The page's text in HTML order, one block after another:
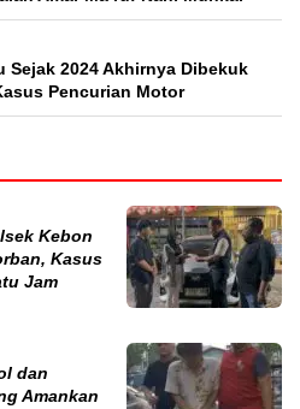
Sejak 2024 Akhirnya Dibekuk
Pencurian Motor
Kebon
Kasus
Jam
dan
Amankan